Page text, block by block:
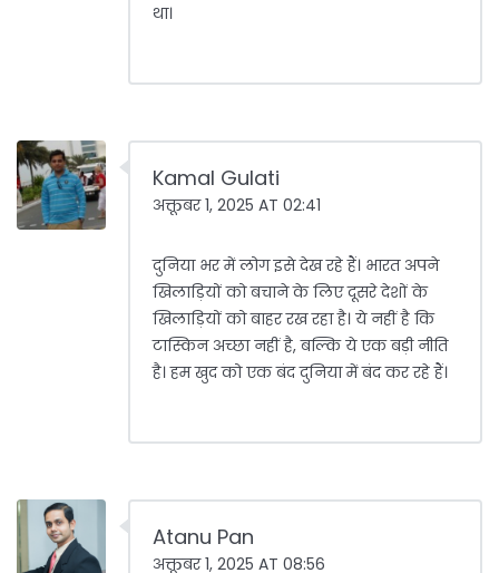
था।
Kamal Gulati
अक्तूबर 1, 2025 AT 02:41
दुनिया भर में लोग इसे देख रहे हैं। भारत अपने
खिलाड़ियों को बचाने के लिए दूसरे देशों के
खिलाड़ियों को बाहर रख रहा है। ये नहीं है कि
टास्किन अच्छा नहीं है, बल्कि ये एक बड़ी नीति
है। हम खुद को एक बंद दुनिया में बंद कर रहे हैं।
Atanu Pan
अक्तूबर 1, 2025 AT 08:56